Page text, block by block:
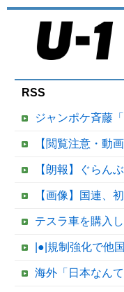
RSS
ジャンポケ斉藤「同意があったん
【閲覧注意・動画】大阪で警察に射
【朗報】ぐらん
【画像】国連、初の女
テスラ車を購入しようとしたユーザー
|●|規制強化で他国から譲歩を引き出
海外「日本なんて行くんじゃなかった…」